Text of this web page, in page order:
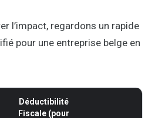
l’impact, regardons un rapide
pour une entreprise belge en
Déductibilité
Fiscale (pour